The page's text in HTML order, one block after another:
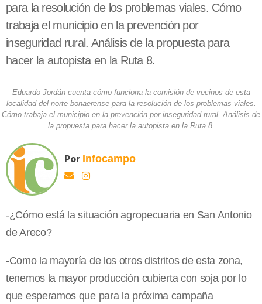
para la resolución de los problemas viales. Cómo
trabaja el municipio en la prevención por
inseguridad rural. Análisis de la propuesta para
hacer la autopista en la Ruta 8.
Eduardo Jordán cuenta cómo funciona la comisión de vecinos de esta
localidad del norte bonaerense para la resolución de los problemas viales.
Cómo trabaja el municipio en la prevención por inseguridad rural. Análisis de
la propuesta para hacer la autopista en la Ruta 8.
Por Infocampo
-¿Cómo está la situación agropecuaria en San Antonio
de Areco?
-Como la mayoría de los otros distritos de esta zona,
tenemos la mayor producción cubierta con soja por lo
que esperamos que para la próxima campaña